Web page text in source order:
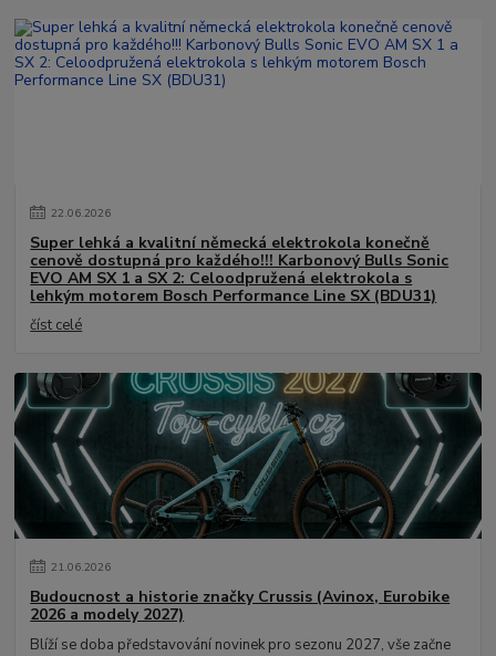
22.06.2026
Super lehká a kvalitní německá elektrokola konečně
cenově dostupná pro každého!!! Karbonový Bulls Sonic
EVO AM SX 1 a SX 2: Celoodpružená elektrokola s
lehkým motorem Bosch Performance Line SX (BDU31)
číst celé
21.06.2026
Budoucnost a historie značky Crussis (Avinox, Eurobike
2026 a modely 2027)
Blíží se doba představování novinek pro sezonu 2027, vše začne